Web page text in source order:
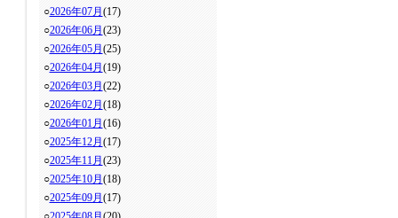
○2026年07月 (17)
○2026年06月 (23)
○2026年05月 (25)
○2026年04月 (19)
○2026年03月 (22)
○2026年02月 (18)
○2026年01月 (16)
○2025年12月 (17)
○2025年11月 (23)
○2025年10月 (18)
○2025年09月 (17)